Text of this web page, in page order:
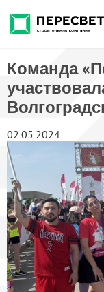
Команда
02.05.2024